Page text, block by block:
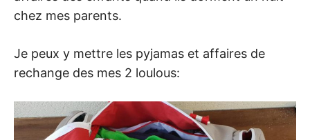
chez mes parents.
Je peux y mettre les pyjamas et affaires de
rechange des mes 2 loulous: